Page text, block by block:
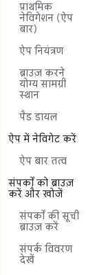
प्राथमिक
नेविगेशन (ऐप
बार)
ऐप नियंत्रण
ब्राउज़ करने
योग्य सामग्री
स्थान
पैड डायल
ऐप में नेविगेट करें
ऐप बार तत्व
संपर्कों को ब्राउज़
करें और खोजें
संपर्कों की सूची
ब्राउज़ करें
संपर्क विवरण
देखें